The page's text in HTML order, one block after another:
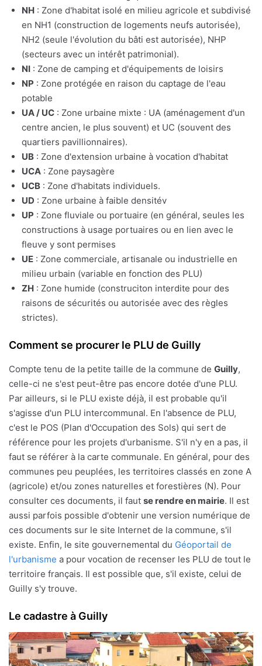
NH : Zone d'habitat isolé en milieu agricole et subdivisé
en NH1 (construction de logements neufs autorisée),
NH2 (seule l'évolution du bâti est autorisée), NHP
(secteurs avec un intérêt patrimonial).
NI : Zone de camping et d'équipements de loisirs
NP : Zone protégée en raison du captage de l'eau
potable
UA / UC : Zone urbaine mixte : UA (aménagement d'un
centre ancien, le plus souvent) et UC (souvent des
quartiers pavillionnaires).
UB : Zone d'extension urbaine à vocation d'habitat
UCA : Zone paysagère
UCB : Zone d'habitats individuels.
UD : Zone urbaine à faible densitév
UP : Zone fluviale ou portuaire (en général, seules les
constructions à usage portuaires ou en lien avec le
fleuve y sont permises
UE : Zone commerciale, artisanale ou industrielle en
milieu urbain (variable en fonction des PLU)
ZH : Zone humide (construciton interdite pour des
raisons de sécurités ou autorisée avec des règles
strictes).
Comment se procurer le PLU de Guilly
Compte tenu de la petite taille de la commune de Guilly,
celle-ci ne s'est peut-être pas encore dotée d'une PLU.
Par ailleurs, si le PLU existe déjà, il est probable qu'il
s'agisse d'un PLU intercommunal. En l'absence de PLU,
c'est le POS (Plan d'Occupation des Sols) qui sert de
référence pour les projets d'urbanisme. S'il n'y en a pas, il
faut se référer à la carte communale. En général, pour des
communes peu peuplées, les territoires classés en zone A
(agricole) et/ou zones naturelles et forestières (N). Pour
consulter ces documents, il faut se rendre en mairie. Il est
aussi parfois possible d'obtenir une version numérique de
ces documents sur le site Internet de la commune, s'il
existe. Enfin, le site gouvernemental du Géoportail de
l'urbanisme a pour vocation de recenser les PLU de tout le
territoire français. Il est possible que, s'il existe, celui de
Guilly s'y trouve.
Le cadastre à Guilly